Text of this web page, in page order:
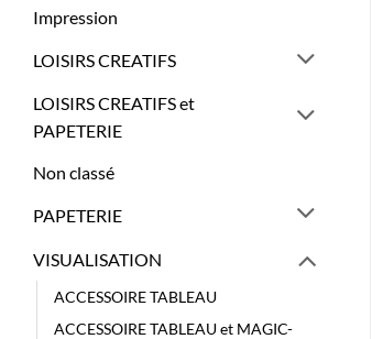
Impression
LOISIRS CREATIFS
LOISIRS CREATIFS et
PAPETERIE
Non classé
PAPETERIE
VISUALISATION
ACCESSOIRE TABLEAU
ACCESSOIRE TABLEAU et MAGIC-
ACIER LAQUE – MAGNETIQUE